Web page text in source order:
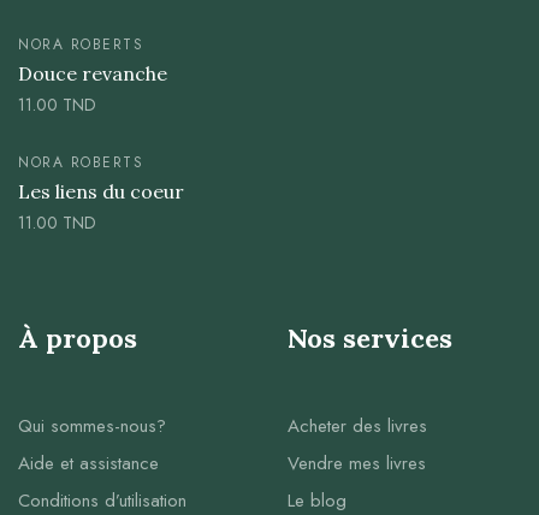
NORA ROBERTS
Douce revanche
11.00 TND
NORA ROBERTS
Les liens du coeur
11.00 TND
À propos
Qui sommes-nous?
Aide et assistance
Conditions d’utilisation
Nos services
Acheter des livres
Vendre mes livres
Le blog